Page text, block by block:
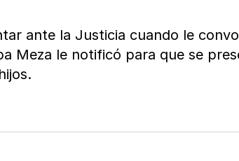
ante la Justicia cuando le
Meza le notificó para que se